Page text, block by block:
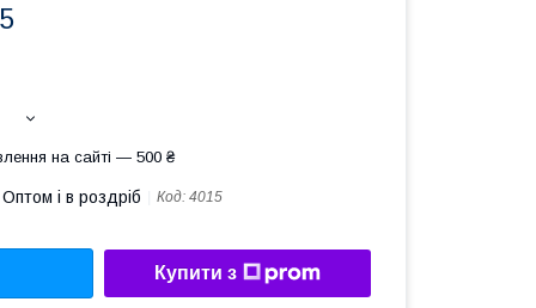
на сайті — 500 ₴
Оптом і в роздріб Код: 4015
Купити з